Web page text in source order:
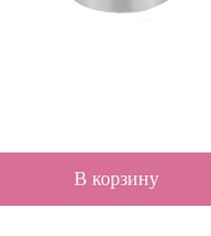
В корзину